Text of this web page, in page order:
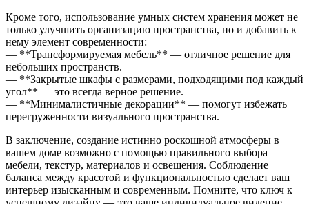
Кроме того, использование умных систем хранения может не
только улучшить организацию пространства, но и добавить к
нему элемент современности:
— **Трансформируемая мебель** — отличное решение для
небольших пространств.
— **Закрытые шкафы с размерами, подходящими под каждый
угол** — это всегда верное решение.
— **Минималистичные декорации** — помогут избежать
перегруженности визуального пространства.
В заключение, создание истинно роскошной атмосферы в
вашем доме возможно с помощью правильного выбора
мебели, текстур, материалов и освещения. Соблюдение
баланса между красотой и функциональностью сделает ваш
интерьер изысканным и современным. Помните, что ключ к